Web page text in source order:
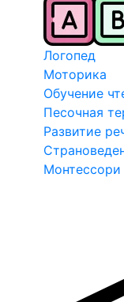
Логопед
Моторика
Обучение
Песочная
Развитие
Монтессори